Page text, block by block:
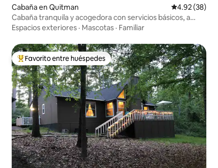
Cabaña en Quitman Calificación
4.92 (38)
Cabaña tranquila y acogedora con servicios básicos, a
pocos minutos del lago Fork
Espacios exteriores · Mascotas · Familiar
Favorito entre huéspedes preferido
Favorito entre huéspedes